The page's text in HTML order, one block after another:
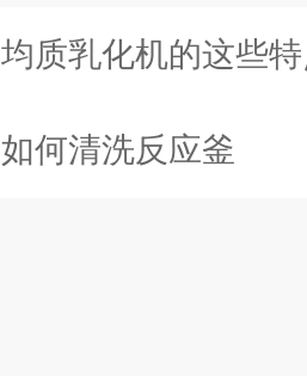
均质乳化机的这些
如何清洗反应釜